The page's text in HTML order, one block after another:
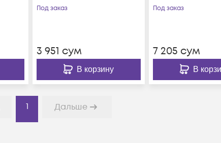
Под заказ
3 951 сум
В корзину
Под заказ
7 205 сум
В
1 Дальше